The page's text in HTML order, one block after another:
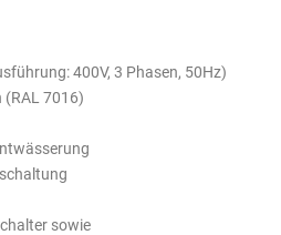
400V, 3 Phasen, 50Hz)
(RAL 7016)
sowie